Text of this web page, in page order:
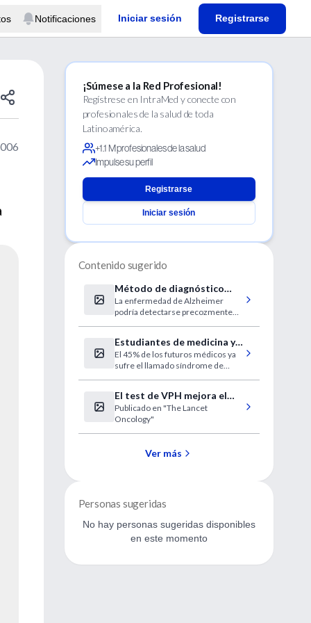
Notificaciones Iniciar sesión Registrarse
¡Súmese a la Red Profesional!
Regístrese en IntraMed y conecte con
profesionales de la salud de toda
Latinoamérica.
+1.1 M profesionales de la salud
Impulse su perfil
Registrarse
Iniciar sesión
Contenido sugerido
Método de diagnóstico
para la enfermedad de
Alzheimer
La enfermedad de Alzheimer
podría detectarse precozmente
Estudiantes de medicina y
médicos 'quemados'
El 45% de los futuros médicos ya
sufre el llamado síndrome de
El test de VPH mejora el
control del cáncer de útero
en mujeres jóvenes
Publicado en "The Lancet
Oncology"
Ver más
Personas sugeridas
No hay personas sugeridas disponibles
en este momento